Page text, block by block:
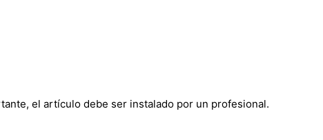
el artículo debe ser instalado por un profesional.